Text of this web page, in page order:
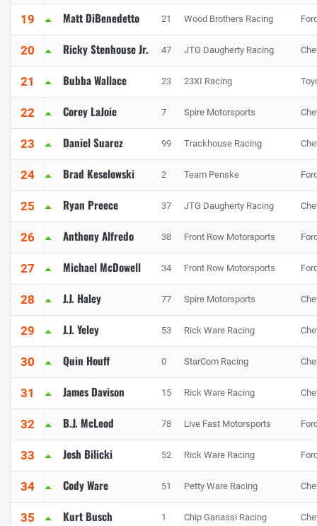
19 Matt DiBenedetto 21 Wood Brothers Racing
20 Ricky Stenhouse Jr. 47 JTG Daugherty Racing
21 Bubba Wallace 23 23XI Racing
22 Corey LaJoie 7 Spire Motorsports
23 Daniel Suarez 99 Trackhouse Racing
24 Brad Keselowski 2 Team Penske
25 Ryan Preece 37 JTG Daugherty Racing
26 Anthony Alfredo 38 Front Row Motorsports
27 Michael McDowell 34 Front Row Motorsports
28 J.J. Haley 77 Spire Motorsports
29 J.J. Yeley 53 Rick Ware Racing
30 Quin Houff 0 StarCom Racing
31 James Davison 15 Rick Ware Racing
32 B.J. McLeod 78 Live Fast Motorsports
33 Josh Bilicki 52 Rick Ware Racing
34 Cody Ware 51 Petty Ware Racing
35 Kurt Busch 1 Chip Ganassi Racing